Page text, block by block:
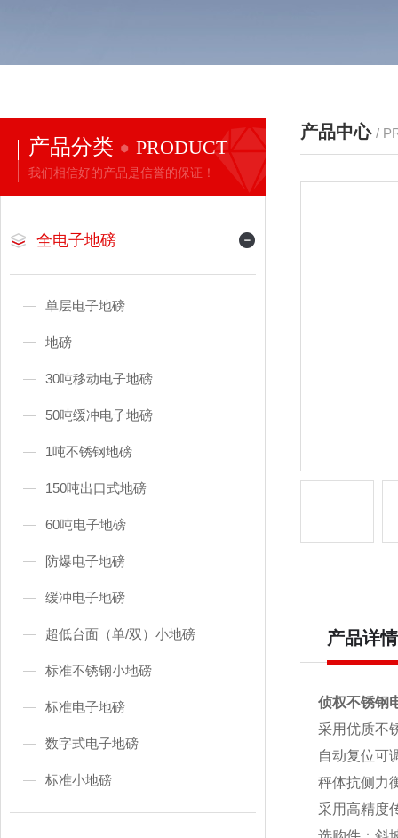
产品分类 PRODUCT
我们相信好的产品是信誉的保证！
全电子地磅
单层电子地磅
地磅
30吨移动电子地磅
50吨缓冲电子地磅
1吨不锈钢地磅
150吨出口式地磅
60吨电子地磅
防爆电子地磅
缓冲电子地磅
超低台面（单/双）小地磅
标准不锈钢小地磅
标准电子地磅
数字式电子地磅
标准小地磅
产品中心 /
产品详情
侦权不锈钢
采用优质不
自动复位可
秤体抗侧力
采用高精度